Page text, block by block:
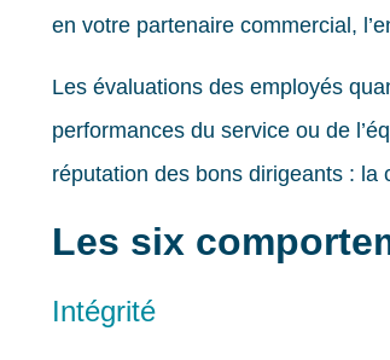
en votre partenaire commercial,
Les évaluations des employés
performances du service ou de
réputation des bons dirigeants : la
Les six
Intégrité